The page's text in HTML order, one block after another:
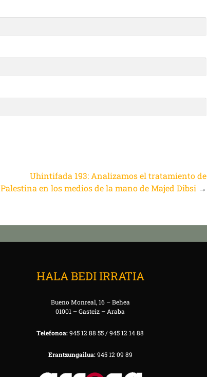
Uhintifada 193: Analizamos el tratamiento de
Palestina en los medios de la mano de Majed Dibsi →
HALA BEDI IRRATIA
Bueno Monreal, 16 – Behea
01001 – Gasteiz – Araba
Telefonoa:945 12 88 55 / 945 12 14 88
Erantzungailua:945 12 09 89